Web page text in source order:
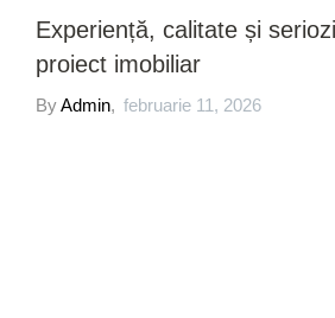
Experiență, calitate și
proiect imobiliar
ByAdmin, februarie 11, 2026